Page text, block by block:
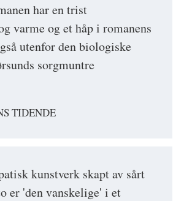
har en trist
varme og et håp i romanens
utenfor den biologiske
sorgmuntre
TIDENDE
kunstverk skapt av sårt
er 'den vanskelige' i et